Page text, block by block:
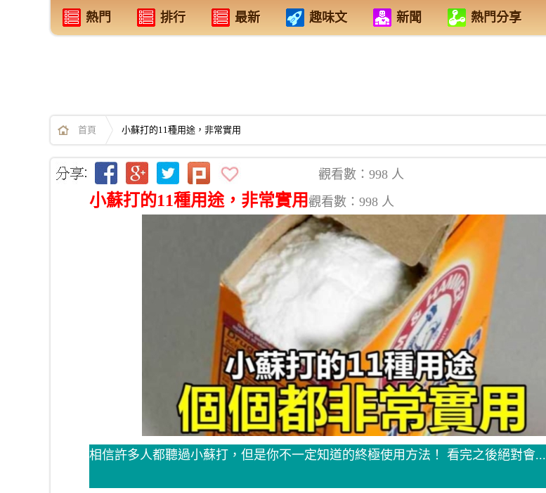
熱門 排行 最新 趣味文 新聞 熱門分享
首頁 小蘇打的11種用途，非常實用
觀看數：998 人
小蘇打的11種用途，非常實用 觀看數：998 人
相信許多人都聽過小蘇打，但是你不一定知道的終極使用方法！ 看完之後絕對會...